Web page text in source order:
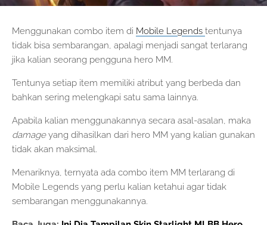
Menggunakan combo item di Mobile Legends tentunya
tidak bisa sembarangan, apalagi menjadi sangat terlarang
jika kalian seorang pengguna hero MM.
Tentunya setiap item memiliki atribut yang berbeda dan
bahkan sering melengkapi satu sama lainnya.
Apabila kalian menggunakannya secara asal-asalan, maka
damageyang dihasilkan dari hero MM yang kalian gunakan
tidak akan maksimal.
Menariknya, ternyata ada combo item MM terlarang di
Mobile Legends yang perlu kalian ketahui agar tidak
sembarangan menggunakannya.